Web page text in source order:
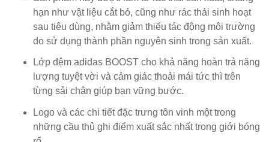
hạn như vật liệu cắt bỏ, cũng như rác thải sinh hoạt
sau tiêu dùng, nhằm giảm thiểu tác động môi trường
do sử dụng thành phần nguyên sinh trong sản xuất.
Lớp đệm adidas BOOST cho khả năng hoàn trả năng
lượng tuyệt vời và cảm giác thoải mái tức thì trên
từng sải chân giúp bạn vững bước.
Logo và các chi tiết đặc trưng tôn vinh một trong
những cầu thủ ghi điểm xuất sắc nhất trong giới bóng